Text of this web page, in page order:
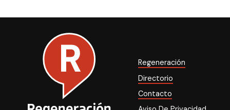
Regeneración
Directorio
Contacto